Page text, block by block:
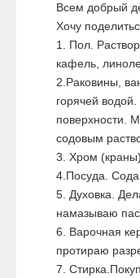
Всем добрый
Хочу
1. Пол.
кафель,
2.Раковины,
горячей
поверхности.
содовым
3. Хром
4.Посуда.
5. Духовка.
намазываю
6. Варочная
протираю
7.